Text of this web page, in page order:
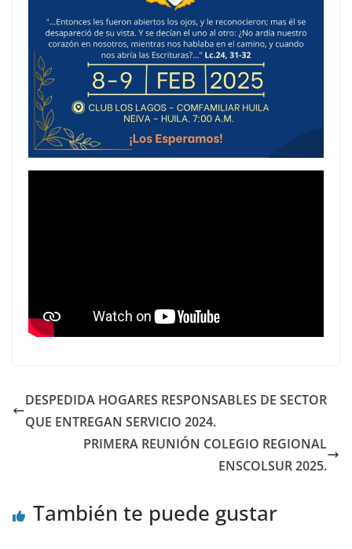
DESPEDIDA HOGARES RESPONSABLES DE SECTOR
QUE ENTREGAN SERVICIO 2024.
PRIMERA REUNIÓN COLEGIO REGIONAL
ENSCOLSUR 2025.
También te puede gustar